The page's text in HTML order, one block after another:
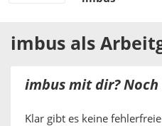
imbus als
imbus mit dir? Noch
Klar gibt es keine